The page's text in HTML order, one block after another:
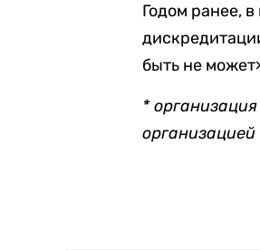
Годом ранее,
быть не
*
организацией